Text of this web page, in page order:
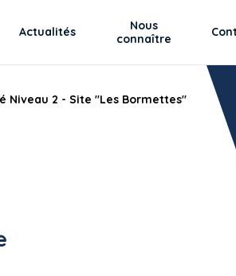
Actualités
Nous
connaître
Niveau 2 - Site "Les Bormettes"